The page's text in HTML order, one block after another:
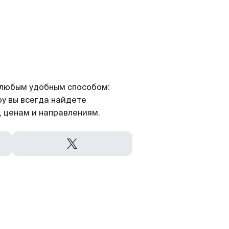
удобным способом:
вы всегда найдете
и направлениям.